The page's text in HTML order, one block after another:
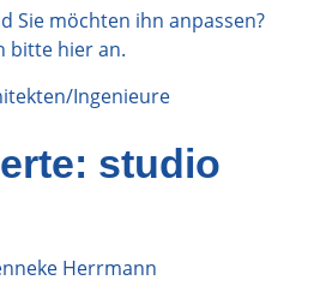
Sie möchten ihn anpassen?
bitte hieran.
Ingenieure
studio
Herrmann